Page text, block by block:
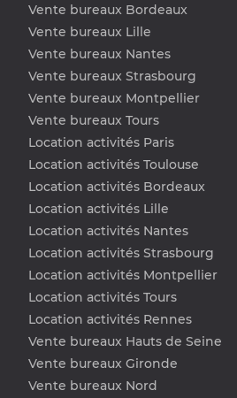
Vente bureaux Bordeaux
Vente bureaux Lille
Vente bureaux Nantes
Vente bureaux Strasbourg
Vente bureaux Montpellier
Vente bureaux Tours
Location activités Paris
Location activités Toulouse
Location activités Bordeaux
Location activités Lille
Location activités Nantes
Location activités Strasbourg
Location activités Montpellier
Location activités Tours
Location activités Rennes
Vente bureaux Hauts de Seine
Vente bureaux Gironde
Vente bureaux Nord